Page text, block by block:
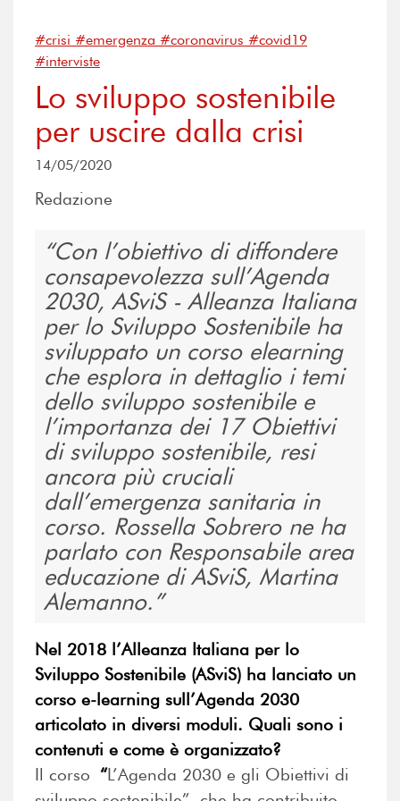
#crisi #emergenza #coronavirus #covid19
#interviste
Lo sviluppo sostenibile
per uscire dalla crisi
14/05/2020
Redazione
Con l’obiettivo di diffondere
consapevolezza sull’Agenda
2030, ASviS - Alleanza Italiana
per lo Sviluppo Sostenibile ha
sviluppato un corso elearning
che esplora in dettaglio i temi
dello sviluppo sostenibile e
l’importanza dei 17 Obiettivi
di sviluppo sostenibile, resi
ancora più cruciali
dall’emergenza sanitaria in
corso. Rossella Sobrero ne ha
parlato con Responsabile area
educazione di ASviS, Martina
Alemanno.
Nel 2018 l’Alleanza Italiana per lo
Sviluppo Sostenibile (ASviS) ha lanciato un
corso e-learning sull’Agenda 2030
articolato in diversi moduli. Quali sono i
contenuti e come è organizzato?
Il corso “L’Agenda 2030 e gli Obiettivi di